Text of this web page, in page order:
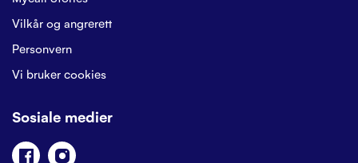
Vilkår og angrerett
Personvern
Vi bruker cookies
Sosiale medier
FacebookInstagram